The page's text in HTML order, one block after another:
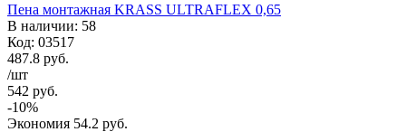
Пена монтажная KRASS ULTRAFLEX 0,65
В наличии: 58
Код: 03517
487.8 руб.
/шт
542 руб.
-10%
Экономия 54.2 руб.